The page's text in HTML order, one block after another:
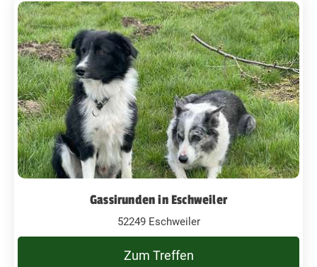
Gassirunden in Eschweiler
52249 Eschweiler
Zum Treffen